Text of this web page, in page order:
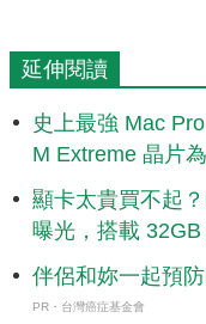
延伸閱讀
史上最強 Mac
M Extreme 晶片
顯卡太貴買不起
曝光，搭載 32GB
伴侶和妳一起預
PR・台灣癌症基金會